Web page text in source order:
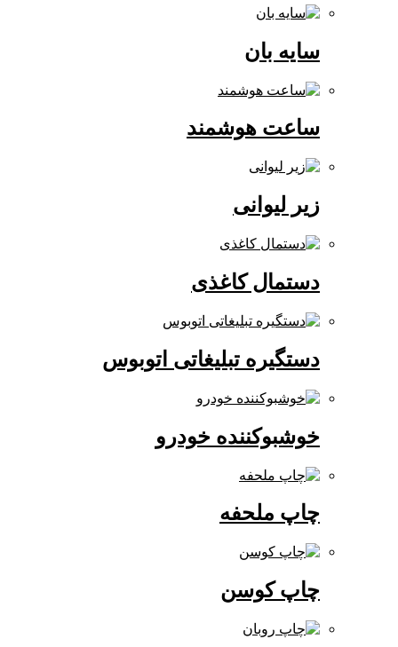
ساعت هوشمند
زیر لیوانی
دستمال کاغذی
دستگیره تبلیغاتی اتوبوس
خوشبوکننده خودرو
چاپ ملحفه
چاپ کوسن